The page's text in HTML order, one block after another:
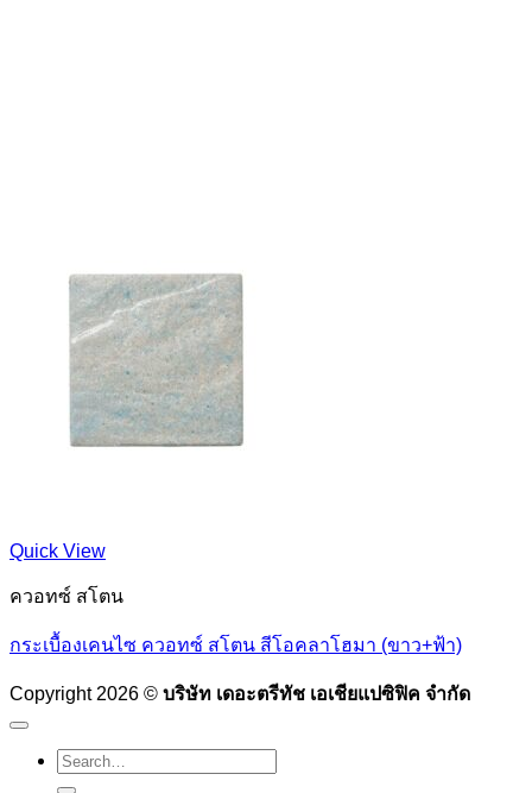
Quick View
ควอทซ์ สโตน
กระเบื้องเคนไซ ควอทซ์ สโตน สีโอคลาโฮมา (ขาว+ฟ้า)
Copyright 2026 © บริษัท เดอะตรีทัช เอเชียแปซิฟิค จำกัด
Search
for: